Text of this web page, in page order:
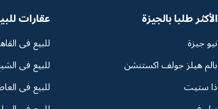
الأكثر طلبا بالجيزة
نيو جيزة
بالم هيلز جولف اكستنشن
ذا ستيت
عقارات
للبيع فى
للبيع فى
للبيع فى